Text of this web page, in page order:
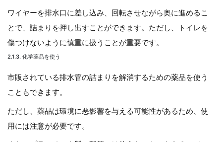
ワイヤーを排水口に差し込み、回転させながら奥に進めるこ
とで、詰まりを押し出すことができます。ただし、トイレを
傷つけないように慎重に扱うことが重要です。
2.1.3. 化学薬品を使う
市販されている排水管の詰まりを解消するための薬品を使う
こともできます。
ただし、薬品は環境に悪影響を与える可能性があるため、使
用には注意が必要です。